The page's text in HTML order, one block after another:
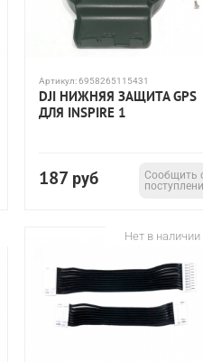
Артикул:6958265115431
DJI НИЖНЯЯ ЗАЩИТА GPS
ДЛЯ INSPIRE 1
187 руб
Сообщить
Нет в наличии